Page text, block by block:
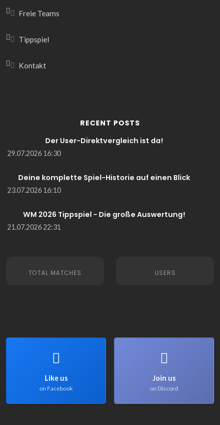
Freie Teams
Tippspiel
Kontakt
RECENT POSTS
Der User-Direktvergleich ist da!
29.07.2026 16:30
Deine komplette Spiel-Historie auf einen Blick
23.07.2026 16:10
WM 2026 Tippspiel - Die große Auswertung!
21.07.2026 22:31
TOTAL MATCHES USERS
Like us
on Facebook
Join us
on Discord